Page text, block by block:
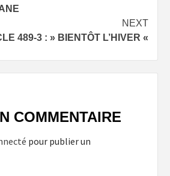
NEXT
489-3 : » BIENTÔT L’HIVER «
COMMENTAIRE
pour publier un